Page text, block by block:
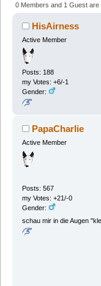
0 Members and 1 Guest are
HisAirness
Active Member
Posts: 188
my Votes: +6/-1
Gender:
PapaCharlie
Active Member
Posts: 567
my Votes: +21/-0
Gender:
schau mir in die Augen